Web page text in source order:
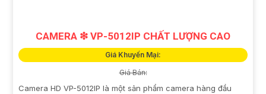
CAMERA ❇ VP-5012IP CHẤT LƯỢNG CAO
Giá Khuyến Mại:
Giá Bán:
Camera HD VP-5012IP là một sản phẩm camera hàng đầu